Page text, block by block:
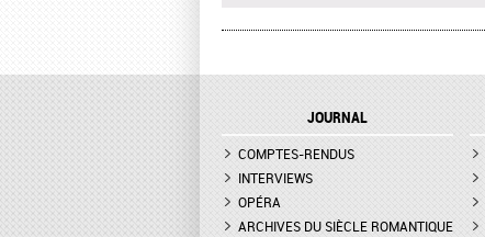
L'ENLÈVEMENT AU SÉRAIL AU
- INTERVIEW DE MANON
LA GRANDE DUCHESSE DE
GÉROLSTEIN D'OFFENBACH AU
THÉÂTRE DE L'ODÉON DE
MARSEILLE - INTERVIEW D'YVES
COUDRAY, METTEUR EN SCÈN
JOURNAL
COMPTES-RENDUS
INTERVIEWS
OPÉRA
ARCHIVES DU SIÈCLE ROMANTIQUE